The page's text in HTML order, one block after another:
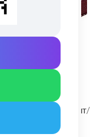
сайдинг и софит